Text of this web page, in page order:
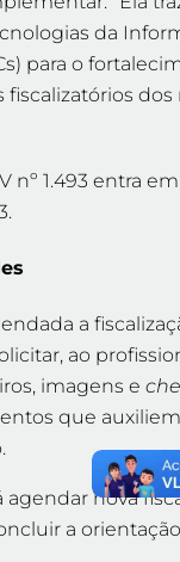
da
para o
dos
nº 1.493 entra
a
ao
imagens e
que
agendar nova
a